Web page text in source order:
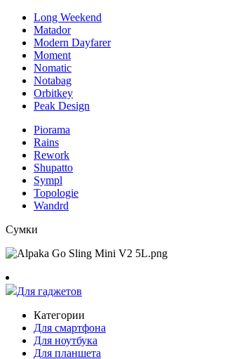
Long Weekend
Matador
Modern Dayfarer
Moment
Nomatic
Notabag
Orbitkey
Peak Design
Piorama
Rains
Rework
Shupatto
Sympl
Topologie
Wandrd
Сумки
Для гаджетов
Категории
Для смартфона
Для ноутбука
Для планшета